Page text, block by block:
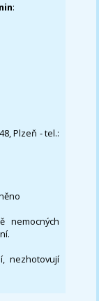
:
Plzeň - tel.:
nemocných
nezhotovují